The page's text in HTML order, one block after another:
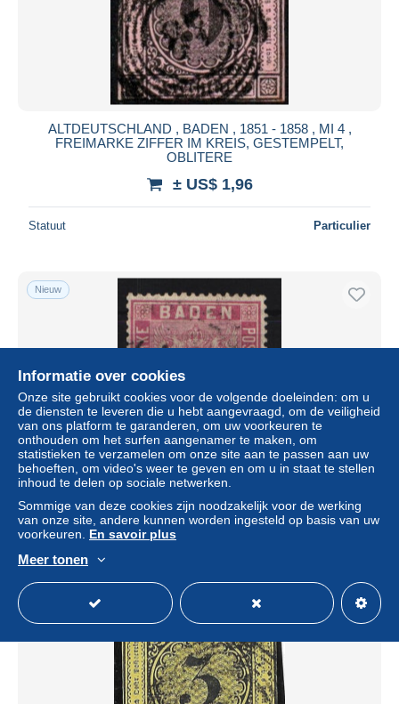
ALTDEUTSCHLAND , BADEN , 1851 - 1858 , MI 4 ,
FREIMARKE ZIFFER IM KREIS, GESTEMPELT,
OBLITERE
± US$ 1,96
Statuut Particulier
Nieuw
Baden 12 gestempelt leichte Mängel #JQ241
± US$ 32,35
Informatie over cookies
Onze site gebruikt cookies voor de volgende doeleinden: om u
de diensten te leveren die u hebt aangevraagd, om de veiligheid
van ons platform te garanderen, om uw voorkeuren te
onthouden om het surfen aangenamer te maken, om
statistieken te verzamelen om onze site aan te passen aan uw
behoeften, om video's weer te geven en om u in staat te stellen
inhoud te delen op sociale netwerken.
Sommige van deze cookies zijn noodzakelijk voor de werking
van onze site, andere kunnen worden ingesteld op basis van uw
voorkeuren. En savoir plus
Meer tonen